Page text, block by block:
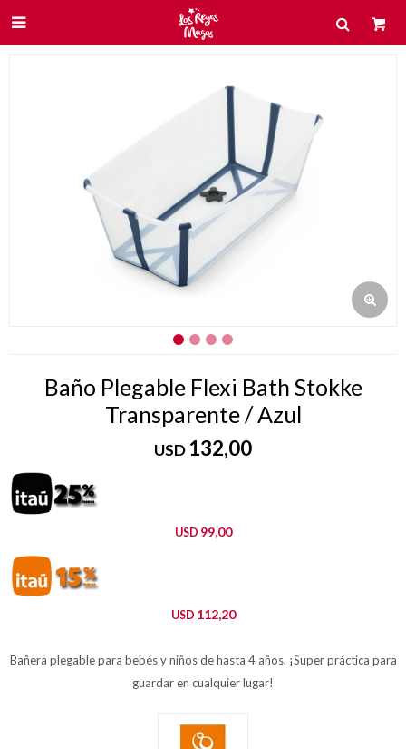

Baño Plegable Flexi Bath Stokke
Transparente / Azul
USD 132,00
USD 99,00
USD 112,20
Bañera plegable para bebés y niños de hasta 4 años. ¡Super práctica para
guardar en cualquier lugar!